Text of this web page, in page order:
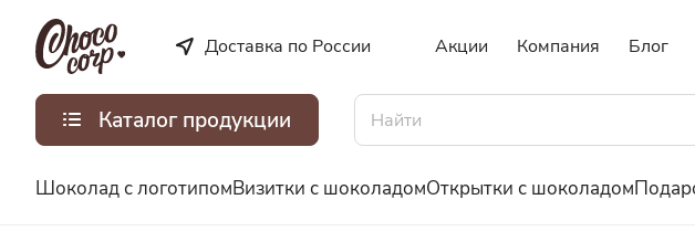
Доставка по России Акции Компания Блог
Каталог продукции
Шоколад с логотипомВизитки с шоколадомОткрытки с шоколадом